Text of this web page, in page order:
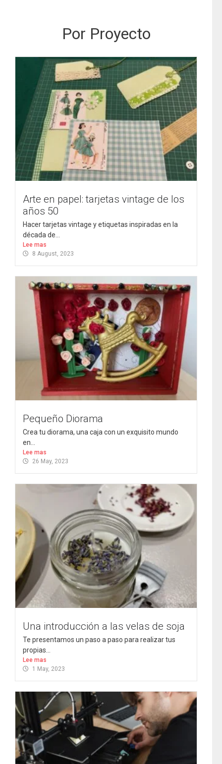
Por Proyecto
Arte en papel: tarjetas vintage de los
años 50
Hacer tarjetas vintage y etiquetas inspiradas en la
década de...
Lee mas
8 August, 2023
Pequeño Diorama
Crea tu diorama, una caja con un exquisito mundo
en...
Lee mas
26 May, 2023
Una introducción a las velas de soja
Te presentamos un paso a paso para realizar tus
propias...
Lee mas
1 May, 2023